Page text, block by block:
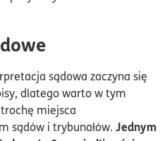
sądowa zaczyna się
dlatego warto w tym
miejsca
sądów i trybunałów. Jednym